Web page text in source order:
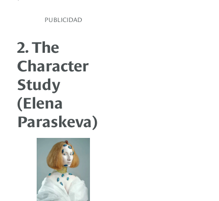
PUBLICIDAD
2. The
Character
Study
(Elena
Paraskeva)